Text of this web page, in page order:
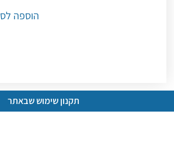
הוספה לסל
תקנון שימוש שבאתר